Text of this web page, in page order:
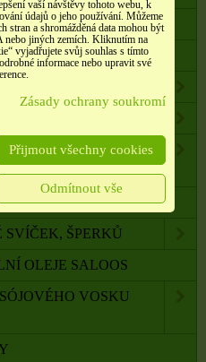
PONOŽKY
PŘÍRODNÍ KÁMEN,
LAPAČE SNŮ
ŠPERKŮ
OLEJE SALOOS
VOSKU
vaší návštěvy tohoto webu, k
údajů o jeho používání. Můžeme
stran a shromážděná data mohou být
nebo jiných zemích. Kliknutím na
vyjadřujete svůj souhlas s tímto
informace nebo upravit své
Zásady ochrany soukromí
Přijmout všechny cookies
Odmítnout vše